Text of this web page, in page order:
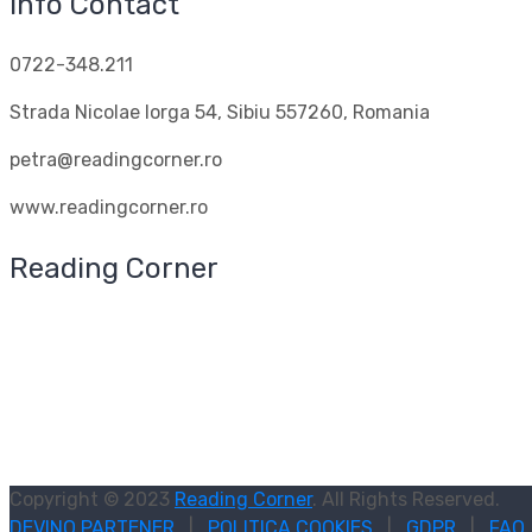
0722-348.211
Strada Nicolae Iorga 54, Sibiu 557260, Romania
petra@readingcorner.ro
www.readingcorner.ro
Reading Corner
Copyright © 2023 Reading Corner. All Rights Reserved.
DEVINO PARTENER
POLITICA COOKIES GDPR FAQ